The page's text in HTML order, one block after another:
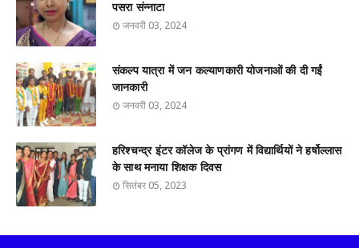
पसरा संन्नाटा
जनवरी 03, 2024
संकल्प यात्रा में जन कल्याणकारी योजनाओं की दी गईं
जानकारी
जनवरी 03, 2024
हरिश्चन्द्र इंटर कॉलेज के प्रांगण में विद्यार्थियों ने हर्षोल्लास
के साथ मनाया शिक्षक दिवस
सितंबर 05, 2023